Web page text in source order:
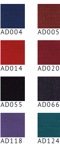
AD004 AD005
AD014 AD020
AD055 AD066
AD118 AD124